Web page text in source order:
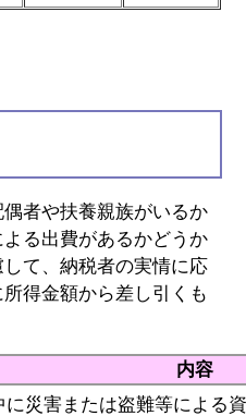
者や扶養親族がいるか
る出費があるかどうか
て、納税者の実情に応
得金額から差し引くも
内容
に災害または盗難等による